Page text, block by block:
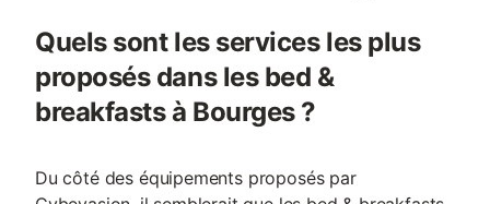
Quels sont les services les plus
proposés dans les bed &
breakfasts à Bourges ?
Du côté des équipements proposés par